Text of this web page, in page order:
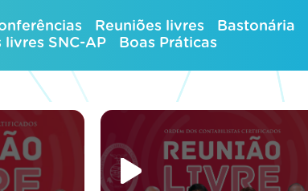
Reuniões livres Bastonária
livres SNC-AP Boas Práticas